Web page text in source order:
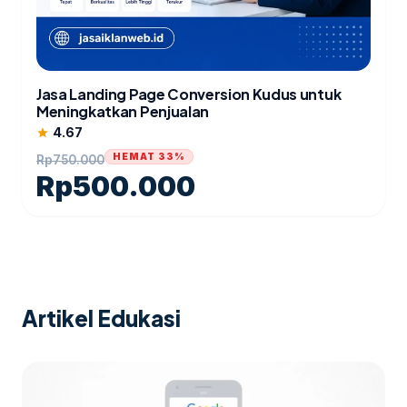
Jasa Landing Page Conversion Kudus untuk
Meningkatkan Penjualan
star 4.67
Rp750.000
Rp500.000
HEMAT 33%
Artikel Edukasi